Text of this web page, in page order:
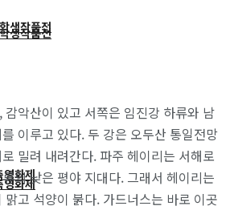
생작품전
영화제
생작품전
영화제
악산이 있고 서쪽은 임진강 하류와 남
이루고 있다. 두 강은 오두산 통일전망
밀려 내려간다. 파주 헤이리는 서해로
의 낮은 평야 지대다. 그래서 헤이리는
고 석양이 붉다. 가드너스는 바로 이곳